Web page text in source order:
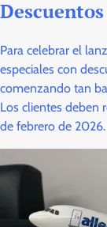
Para celebrar el
especiales con
comenzando tan
Los clientes deben
de febrero de 2026.